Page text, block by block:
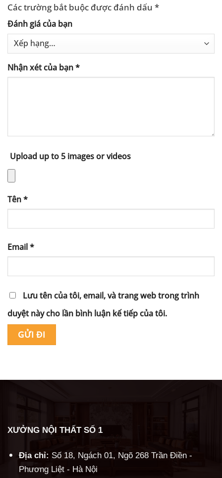
Các trường bắt buộc được đánh dấu *
Đánh giá của bạn
Nhận xét của bạn*
Upload up to 5 images or videos
Tên*
Email*
Lưu tên của tôi, email, và trang web trong trình
duyệt này cho lần bình luận kế tiếp của tôi.
XƯỞNG NỘI THẤT SỐ 1
Địa chỉ: Số 18, Ngách 01, Ngõ 268 Trần Điền -
Phương Liệt - Hà Nội